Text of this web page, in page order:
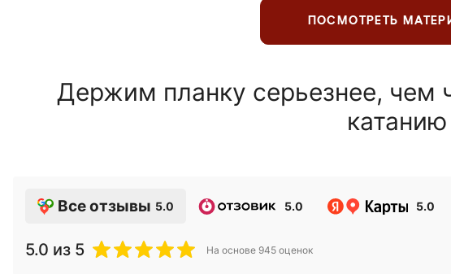
ПОСМОТРЕТЬ
Держим планку серьезнее, чем
катанию
Все отзывы 5.0 5.0 5.0
5.0 из 5 На основе 945 оценок